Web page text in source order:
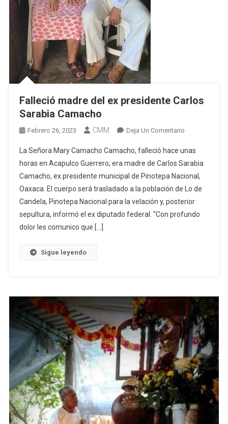
Falleció madre del ex presidente Carlos
Sarabia Camacho
Febrero 26, 2023 CMM Deja Un ComentarioEn
Madre
Del
Ex
Presidente
Carlos
Sarabia
La Señora Mary Camacho Camacho, falleció hace unas
horas en Acapulco Guerrero, era madre de Carlos Sarabia
Camacho, ex presidente municipal de Pinotepa Nacional,
Oaxaca. El cuerpo será trasladado a la población de Lo de
Candela, Pinotepa Nacional para la velación y, posterior
sepultura, informó el ex diputado federal. “Con profundo
dolor les comunico que […]
Sigue leyendo